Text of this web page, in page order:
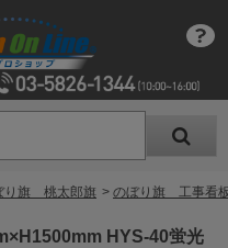
り旗 桃太郎旗 > のぼり旗 工事看
HYS-40蛍光